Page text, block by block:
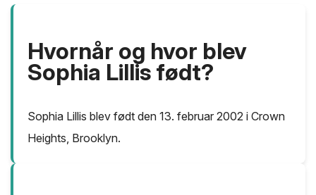
Hvornår og hvor blev
Sophia Lillis født?
Sophia Lillis blev født den 13. februar 2002 i Crown
Heights, Brooklyn.